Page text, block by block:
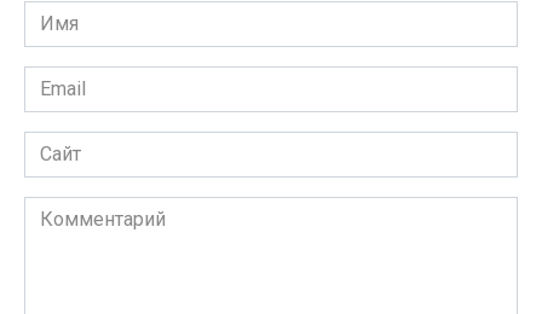
Имя
Email
Сайт
Комментарий